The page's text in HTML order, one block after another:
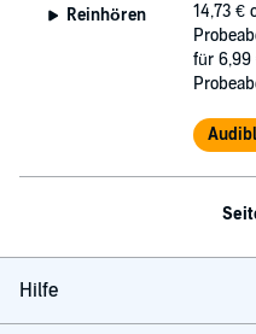
Reinhören 14,73 €
für 6,99
Hilfe